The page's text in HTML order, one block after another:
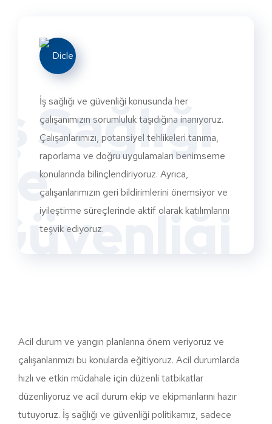
Sağlığı
İş sağlığı ve güvenliği konusunda her
çalışanımızın sorumluluk taşıdığına inanıyoruz.
Çalışanlarımızı, potansiyel tehlikeleri tanıma,
raporlama ve doğru uygulamaları benimseme
konularında bilinçlendiriyoruz. Ayrıca,
çalışanlarımızın geri bildirimlerini önemsiyor ve
iyileştirme süreçlerinde aktif olarak katılımlarını
teşvik ediyoruz.
Acil durum ve yangın planlarına önem veriyoruz ve
çalışanlarımızı bu konularda eğitiyoruz. Acil durumlarda
hızlı ve etkin müdahale için düzenli tatbikatlar
düzenliyoruz ve acil durum ekip ve ekipmanlarını hazır
tutuyoruz. İş sağlığı ve güvenliği politikamız, sadece